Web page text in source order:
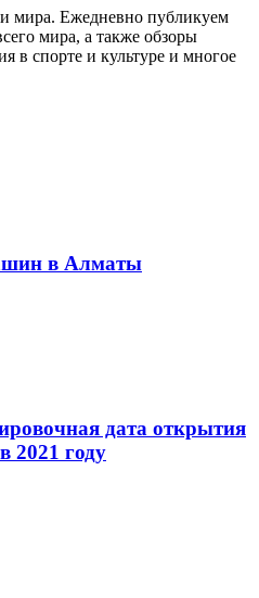
мира. Ежедневно публикуем
мира, а также обзоры
в спорте и культуре и многое
в Алматы
дата открытия
2021 году